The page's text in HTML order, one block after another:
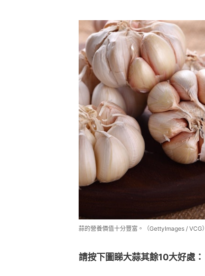
蒜的營養價值十分豐富。（GettyImages / VCG）
請按下圖睇大蒜其餘10大好處：